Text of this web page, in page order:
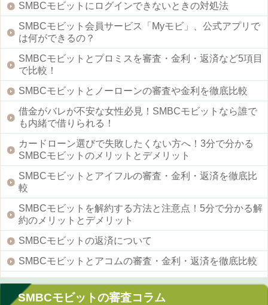
SMBCモビットにログインできないときの対処法
SMBCモビット会員サービス「Myモビ」、公式アプリで
は何ができるの？
SMBCモビットとプロミスを審査・金利・返済など5項目
で比較！
SMBCモビットとノーローンの審査や金利を徹底比較
借金がバレが不安な女性必見！SMBCモビットなら誰で
も内緒で借りられる！
カードローン選びで失敗したくない方へ！3分で分かる
SMBCモビットのメリットとデメリット
SMBCモビットとアイフルの審査・金利・返済を徹底比
較
SMBCモビットを解約する方法と注意点！5分で分かる解
約のメリットとデメリット
SMBCモビットの返済について
SMBCモビットとアコムの審査・金利・返済を徹底比較
SMBCモビットの審査コラム